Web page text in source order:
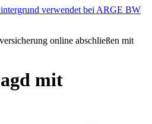
online abschließen mit
mit